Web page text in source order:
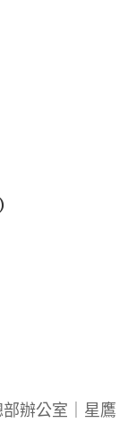
辦公室｜星鷹